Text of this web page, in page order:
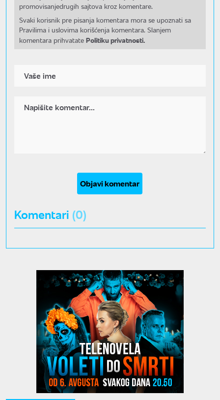
promovisanjedrugih sajtova kroz komentare.
Svaki korisnik pre pisanja komentara mora se upoznati sa
Pravilima i uslovima korišćenja komentara. Slanjem
komentara prihvatate Politiku privatnosti.
Objavi komentar
Komentari (0)